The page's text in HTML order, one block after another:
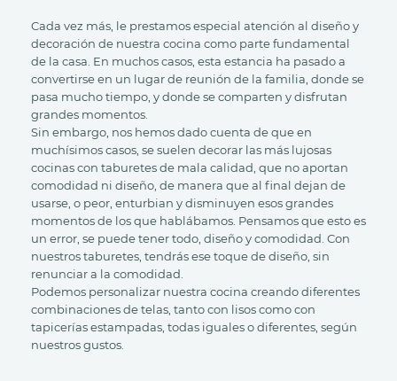
Cada vez más, le prestamos especial atención al diseño y
decoración de nuestra cocina como parte fundamental
de la casa. En muchos casos, esta estancia ha pasado a
convertirse en un lugar de reunión de la familia, donde se
pasa mucho tiempo, y donde se comparten y disfrutan
grandes momentos.
Sin embargo, nos hemos dado cuenta de que en
muchísimos casos, se suelen decorar las más lujosas
cocinas con taburetes de mala calidad, que no aportan
comodidad ni diseño, de manera que al final dejan de
usarse, o peor, enturbian y disminuyen esos grandes
momentos de los que hablábamos. Pensamos que esto es
un error, se puede tener todo, diseño y comodidad. Con
nuestros taburetes, tendrás ese toque de diseño, sin
renunciar a la comodidad.
Podemos personalizar nuestra cocina creando diferentes
combinaciones de telas, tanto con lisos como con
tapicerías estampadas, todas iguales o diferentes, según
nuestros gustos.